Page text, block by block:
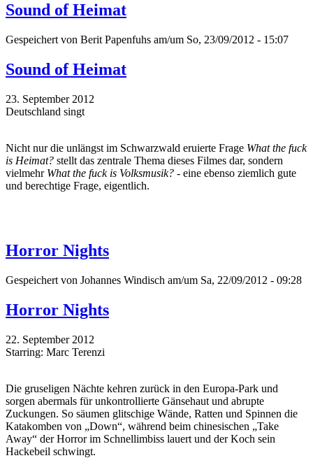
Sound of Heimat
Gespeichert von Berit Papenfuhs am/um So, 23/09/2012 - 15:07
Sound of Heimat
23. September 2012
Deutschland singt
Nicht nur die unlängst im Schwarzwald eruierte Frage What the fuck
is Heimat? stellt das zentrale Thema dieses Filmes dar, sondern
vielmehr What the fuck is Volksmusik? - eine ebenso ziemlich gute
und berechtige Frage, eigentlich.
Horror Nights
Gespeichert von Johannes Windisch am/um Sa, 22/09/2012 - 09:28
Horror Nights
22. September 2012
Starring: Marc Terenzi
Die gruseligen Nächte kehren zurück in den Europa-Park und
sorgen abermals für unkontrollierte Gänsehaut und abrupte
Zuckungen. So säumen glitschige Wände, Ratten und Spinnen die
Katakomben von „Down“, während beim chinesischen „Take
Away“ der Horror im Schnellimbiss lauert und der Koch sein
Hackebeil schwingt.